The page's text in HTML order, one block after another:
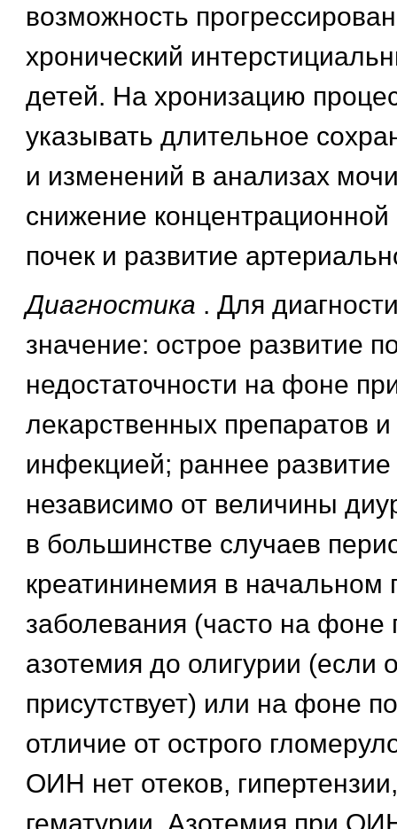
возможность
хронический
детей. На хронизацию
указывать длительное
и изменений в анализах
снижение концентрационной
почек и развитие
Диагностика . Для
значение: острое развитие
недостаточности на фоне
лекарственных препаратов и
инфекцией; раннее развитие
независимо от величины
в большинстве случаев
креатининемия в начальном
заболевания (часто на фоне
азотемия до олигурии (если
присутствует) или на фоне
отличие от острого
ОИН нет отеков,